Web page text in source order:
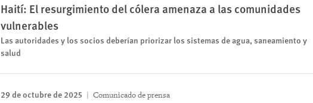
Haití: El resurgimiento del cólera amenaza a las comunidades
vulnerables
Las autoridades y los socios deberían priorizar los sistemas de agua, saneamiento y
salud
29 de octubre de 2025 Comunicado de prensa